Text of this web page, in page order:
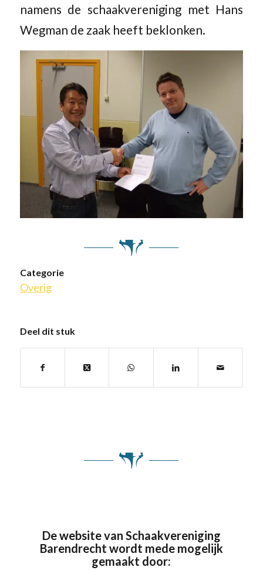
namens de schaakvereniging met Hans
Wegman de zaak heeft beklonken.
Categorie
Overig
Deel dit stuk
De website van Schaakvereniging
Barendrecht wordt mede mogelijk
gemaakt door: